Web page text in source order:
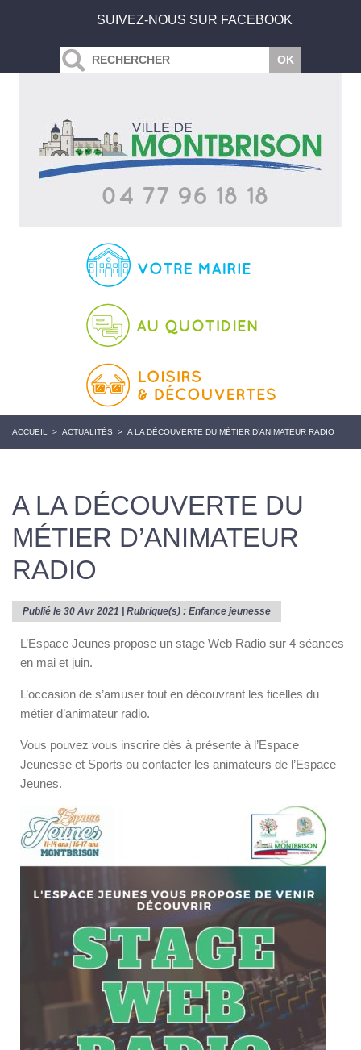
SUIVEZ-NOUS SUR FACEBOOK
ACCUEIL > ACTUALITÉS > A LA DÉCOUVERTE DU MÉTIER D’ANIMATEUR RADIO
A LA DÉCOUVERTE DU
MÉTIER D’ANIMATEUR
RADIO
Publié le 30 Avr 2021 | Rubrique(s) : Enfance jeunesse
L’Espace Jeunes propose un stage Web Radio sur 4 séances
en mai et juin.
L’occasion de s’amuser tout en découvrant les ficelles du
métier d’animateur radio.
Vous pouvez vous inscrire dès à présente à l’Espace
Jeunesse et Sports ou contacter les animateurs de l’Espace
Jeunes.